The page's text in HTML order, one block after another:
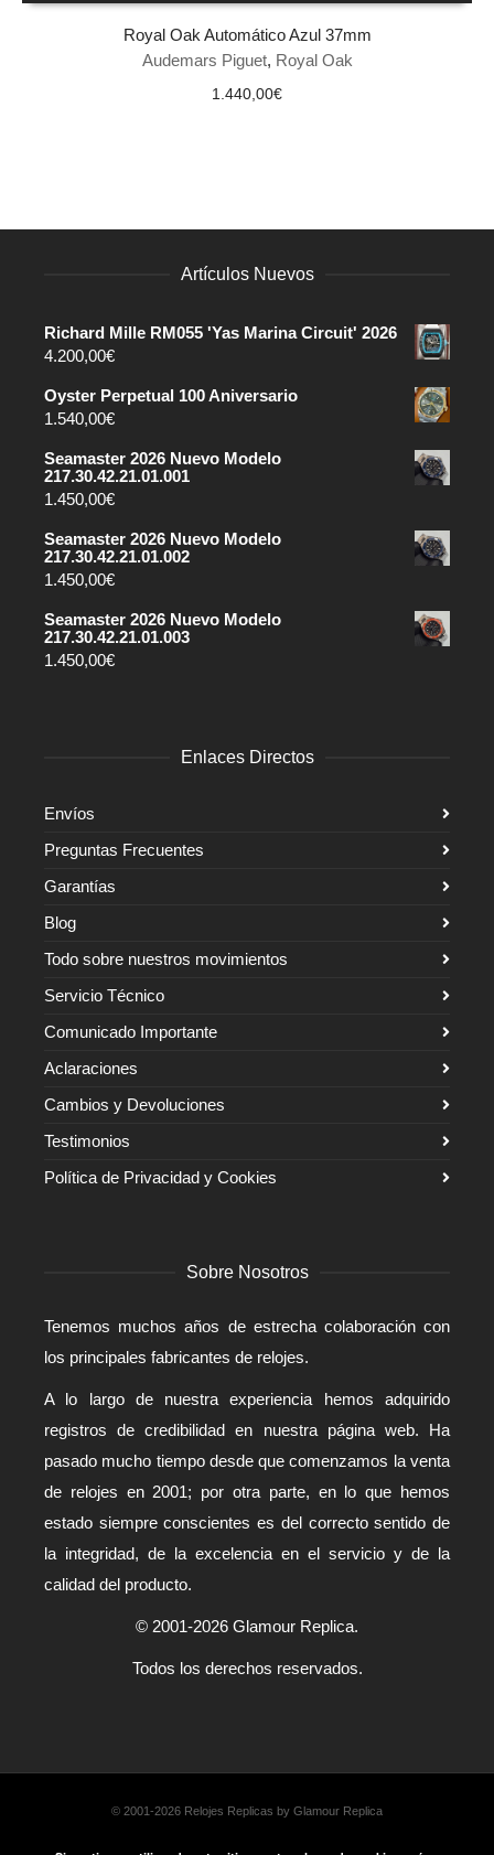
Royal Oak Automático Azul 37mm
Audemars Piguet, Royal Oak
1.440,00€
Artículos Nuevos
Richard Mille RM055 'Yas Marina Circuit' 2026
4.200,00€
Oyster Perpetual 100 Aniversario
1.540,00€
Seamaster 2026 Nuevo Modelo
217.30.42.21.01.001
1.450,00€
Seamaster 2026 Nuevo Modelo
217.30.42.21.01.002
1.450,00€
Seamaster 2026 Nuevo Modelo
217.30.42.21.01.003
1.450,00€
Enlaces Directos
Envíos
Preguntas Frecuentes
Garantías
Blog
Todo sobre nuestros movimientos
Servicio Técnico
Comunicado Importante
Aclaraciones
Cambios y Devoluciones
Testimonios
Política de Privacidad y Cookies
Sobre Nosotros
Tenemos muchos años de estrecha colaboración con
los principales fabricantes de relojes.
A lo largo de nuestra experiencia hemos adquirido
registros de credibilidad en nuestra página web. Ha
pasado mucho tiempo desde que comenzamos la venta
de relojes en 2001; por otra parte, en lo que hemos
estado siempre conscientes es del correcto sentido de
la integridad, de la excelencia en el servicio y de la
calidad del producto.
© 2001-2026 Glamour Replica.
Todos los derechos reservados.
© 2001-2026 Relojes Replicas by Glamour Replica